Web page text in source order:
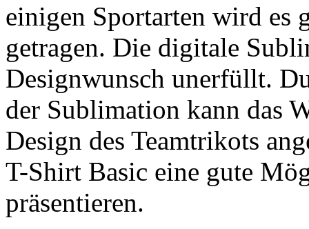
einigen Sportarten wird es
getragen. Die digitale
Designwunsch unerfüllt.
der Sublimation kann das
Design des Teamtrikots
T-Shirt Basic eine gute
präsentieren.